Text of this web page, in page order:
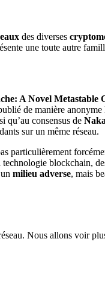
des diverses
une toute autre
A Novel Metastable
de manière anonyme
qu’au consensus de
sur un même réseau.
particulièrement
blockchain,
milieu adverse, mais
Nous allons voir